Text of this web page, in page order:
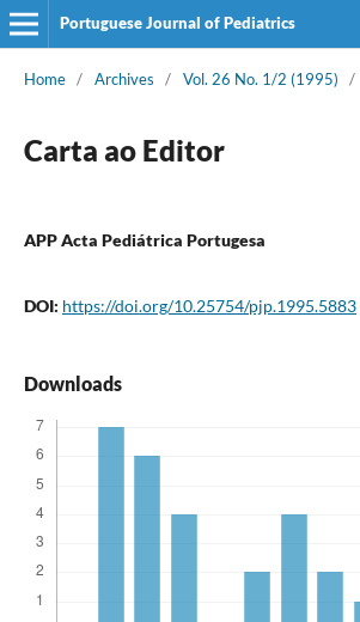
Portuguese Journal of Pediatrics
Home / Archives / Vol. 26 No. 1/2 (1995) /
Carta ao Editor
APP Acta Pediátrica Portugesa
DOI: https://doi.org/10.25754/pjp.1995.5883
Downloads